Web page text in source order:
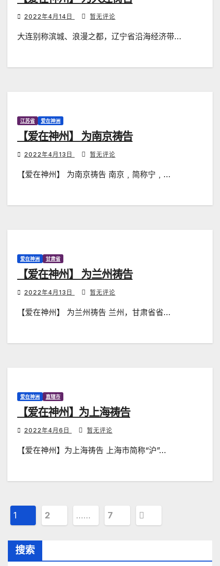
2022年4月14日 暂无评论
大连别称滨城、浪漫之都，辽宁省沿海经济带…
江苏省 爱在神洲
【爱在神州】 为南京祷告
2022年4月13日 暂无评论
【爱在神州】 为南京祷告 南京﹐简称宁﹐…
爱在神洲 甘肃省
【爱在神州】 为兰州祷告
2022年4月13日 暂无评论
【爱在神州】 为兰州祷告 兰州，甘肃省省…
爱在神洲 直辖市
【爱在神州】为上海祷告
2022年4月6日 暂无评论
【爱在神州】为上海祷告 上海市简称“沪”…
文
章
分
1 2 …… 7
搜索